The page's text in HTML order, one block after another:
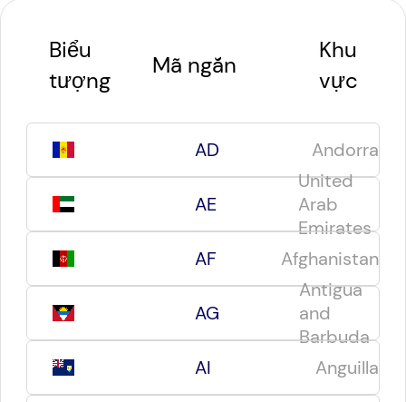
Biểu
tượng
Mã ngắn
Khu
vực
AD Andorra
AE
United
Arab
Emirates
AF
Afghanistan
AG
Antigua
and
Barbuda
AI
Anguilla